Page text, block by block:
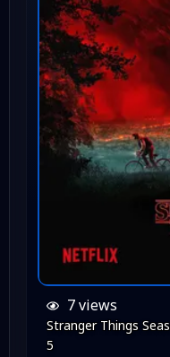
7 views
Stranger Things
5